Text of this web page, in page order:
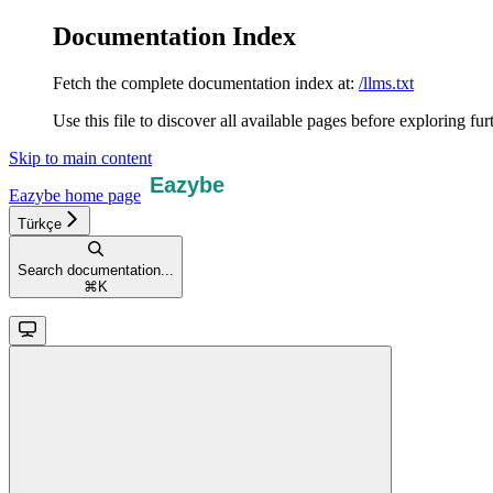
Documentation Index
Fetch the complete documentation index at: /llms.txt
Use this file to discover all available pages before exploring
Skip to main content
Eazybe home page
Türkçe
Search documentation...
⌘ K